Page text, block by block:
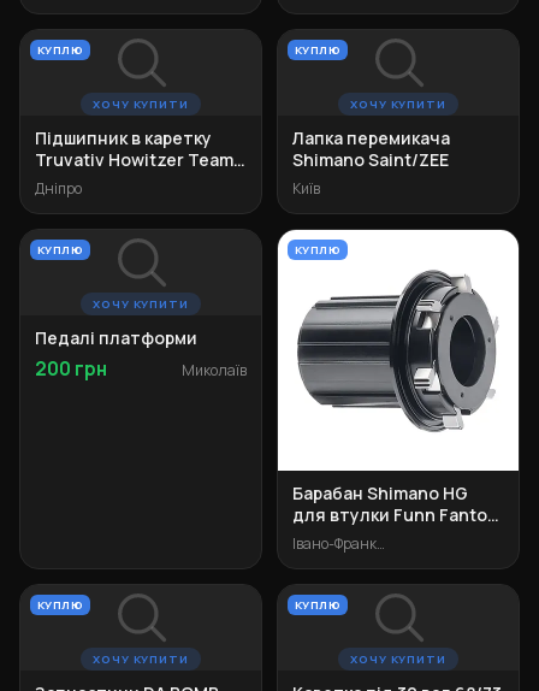
ХОЧУ КУПИТИ
КУПЛЮ
Підшипник в каретку
Truvativ Howitzer Team
XR 68/73
Дніпро
ХОЧУ КУПИТИ
КУПЛЮ
Лапка перемикача
Shimano Saint/ZEE
Київ
ХОЧУ КУПИТИ
КУПЛЮ
Педалі платформи
200 грн Миколаїв
КУПЛЮ
Барабан Shimano HG
для втулки Funn Fantom
102t
Івано-Франківськ
ХОЧУ КУПИТИ
КУПЛЮ
ХОЧУ КУПИТИ
КУПЛЮ